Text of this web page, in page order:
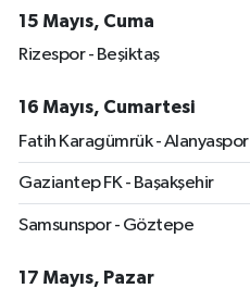
15 Mayıs, Cuma
Rizespor - Beşiktaş
16 Mayıs, Cumartesi
Fatih Karagümrük - Alanyaspor
Gaziantep FK - Başakşehir
Samsunspor - Göztepe
17 Mayıs, Pazar